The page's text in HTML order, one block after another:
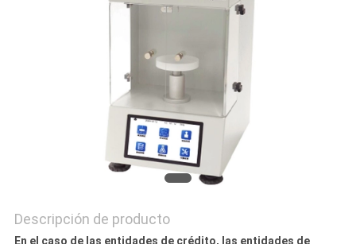
Descripción de producto
En el caso de las entidades de crédito, las entidades de